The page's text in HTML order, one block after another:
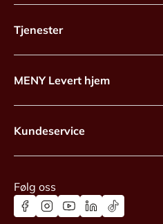
Tjenester
MENY Levert hjem
Kundeservice
Følg oss